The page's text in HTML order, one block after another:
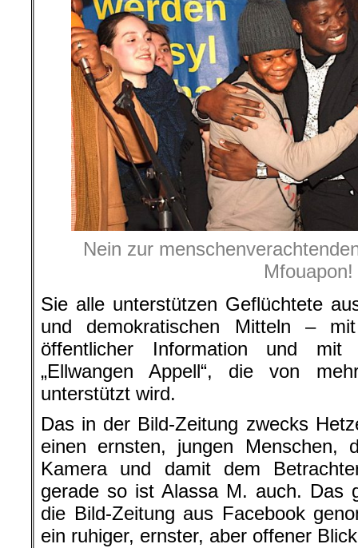
Nein zur
Mfouapon!
Sie alle unterstützen Geflüchtete
und demokratischen Mitteln –
öffentlicher Information und mit
„Ellwangen Appell“, die von
unterstützt wird.
Das in der Bild-Zeitung zwecks
einen ernsten, jungen
Kamera und damit dem
gerade so ist Alassa M. auch. Das
die Bild-Zeitung aus Facebook
ein ruhiger, ernster, aber offener